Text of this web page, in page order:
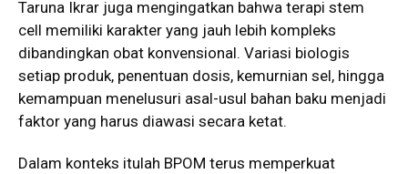
Taruna Ikrar juga mengingatkan bahwa terapi stem
cell memiliki karakter yang jauh lebih kompleks
dibandingkan obat konvensional. Variasi biologis
setiap produk, penentuan dosis, kemurnian sel, hingga
kemampuan menelusuri asal-usul bahan baku menjadi
faktor yang harus diawasi secara ketat.
Dalam konteks itulah BPOM terus memperkuat